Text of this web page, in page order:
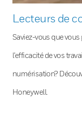
Lecteurs de
Saviez-vous que
l’efficacité de vos
numérisation?
Honeywell.